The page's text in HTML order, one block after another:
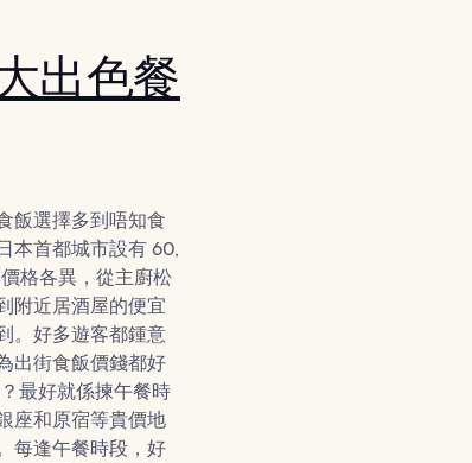
出色餐
飯選擇多到唔知食
本首都城市設有 60,
格各異，從主廚松
附近居酒屋的便宜
。好多遊客都鍾意
出街食飯價錢都好
最好就係揀午餐時
座和原宿等貴價地
每逢午餐時段，好